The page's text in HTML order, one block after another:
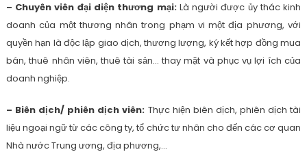
– Chuyên viên đại diện thương mại:Là người được ủy thác kinh
doanh của một thương nhân trong phạm vi một địa phương, với
quyền hạn là độc lập giao dịch, thương lượng, ký kết hợp đồng mua
bán, thuê nhân viên, thuê tài sản… thay mặt và phục vụ lợi ích của
doanh nghiệp.
– Biên dịch/ phiên dịch viên: Thực hiện biên dịch, phiên dịch tài
liệu ngoại ngữ từ các công ty, tổ chức tư nhân cho đến các cơ quan
Nhà nước Trung ương, địa phương,…